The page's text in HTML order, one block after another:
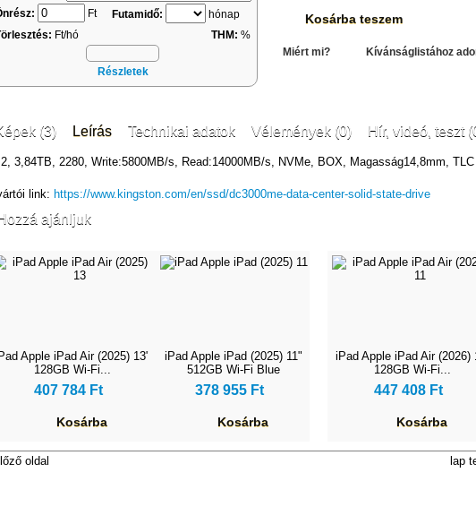
Ft Futamidő:
hónap
Ft/hó THM: %
Részletek
Kosárba teszem
Miért mi? Kívánságlistához
(3) Leírás Technikai adatok Vélemények (0) Hír, videó, teszt
3,84TB, 2280, Write:5800MB/s, Read:14000MB/s, NVMe, BOX, Magasság14,8mm, TLC
link: https://www.kingston.com/en/ssd/dc3000me-data-center-solid-state-drive
ajánljuk
Apple iPad Air (2025) 13"
128GB Wi-Fi...
407 784 Ft
Kosárba
iPad Apple iPad (2025) 11"
512GB Wi‑Fi Blue
378 955 Ft
Kosárba
iPad Apple iPad Air (2026)
128GB Wi-Fi...
447 408 Ft
Kosárba
oldal lap